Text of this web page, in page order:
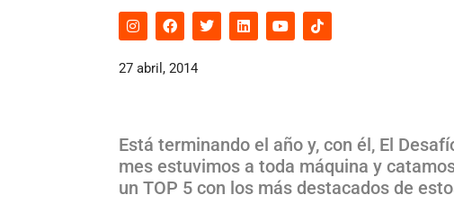
27 abril, 2014
Está terminando el año y, con él, El
mes estuvimos a toda máquina y
un TOP 5 con los más destacados de